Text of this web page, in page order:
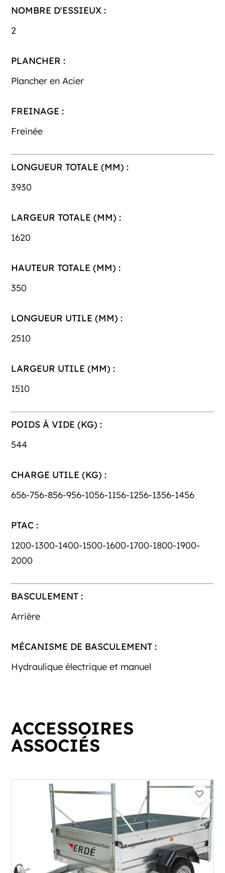
NOMBRE D'ESSIEUX :
2
PLANCHER :
Plancher en Acier
FREINAGE :
Freinée
LONGUEUR TOTALE (MM) :
3930
LARGEUR TOTALE (MM) :
1620
HAUTEUR TOTALE (MM) :
350
LONGUEUR UTILE (MM) :
2510
LARGEUR UTILE (MM) :
1510
POIDS À VIDE (KG) :
544
CHARGE UTILE (KG) :
656-756-856-956-1056-1156-1256-1356-1456
PTAC :
1200-1300-1400-1500-1600-1700-1800-1900-
2000
BASCULEMENT :
Arrière
MÉCANISME DE BASCULEMENT :
Hydraulique électrique et manuel
ACCESSOIRES
ASSOCIÉS